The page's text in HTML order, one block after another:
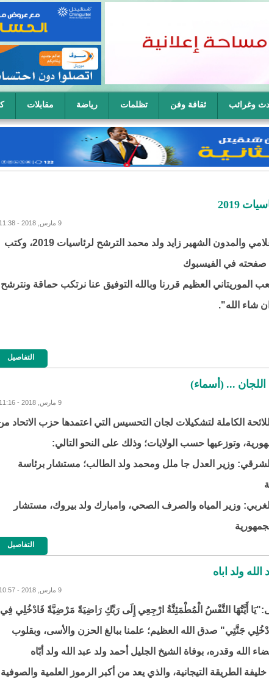
وغرائب ثقافة وفن تظلمات رياضة مقابلات
في آن واحد
2019
9 مارس, 2018 - 11:38
أعلن الإعلامي والمدون الشهير زايد ولد محمد الترشح لرئاسيات 2019، وكتب
صفحته في الفيسبوك
الموريتاني العظيم قررنا وبالله التوفيق عنا نرتكب حماقة ونترشح
شاء الله".
التفاصيل
... (أسماء)
9 مارس, 2018 - 11:16
الكاملة لتشكيلات لجان التحسيس التي اعتمدها حزب الاتحاد
وتوزعيها حسب الولايات؛ وذلك على النحو التالي:
وزير العدل جا ملل ومحمد ولد الطالب؛ مستشار برئاسة
وزير المياه والصرف الصحي، وامبارك ولد بيروك، مستشار
التفاصيل
ولد اباه
9 مارس, 2018 - 10:57
أَيَّتُهَا النَّفْسُ الْمُطْمَئِنَّةُ ارْجِعِي إِلَى رَبِّكِ رَاضِيَةً مَرْضِيَّةً فَادْخُلِي فِي
جَنَّتِي" صدق الله العظيم؛ علمنا ببالغ الحزن والأسى، وبقلوب
الله وقدره، بوفاة الشيخ الجليل أحمد ولد عبد الله ولد أبّاه
خليفة الطريقة التيجانية، والذي يعد من أكبر الرموز العلمية والصوفية